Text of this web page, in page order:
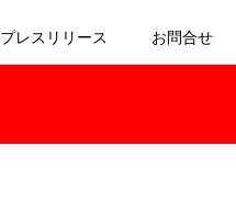
プレスリリース お問合せ